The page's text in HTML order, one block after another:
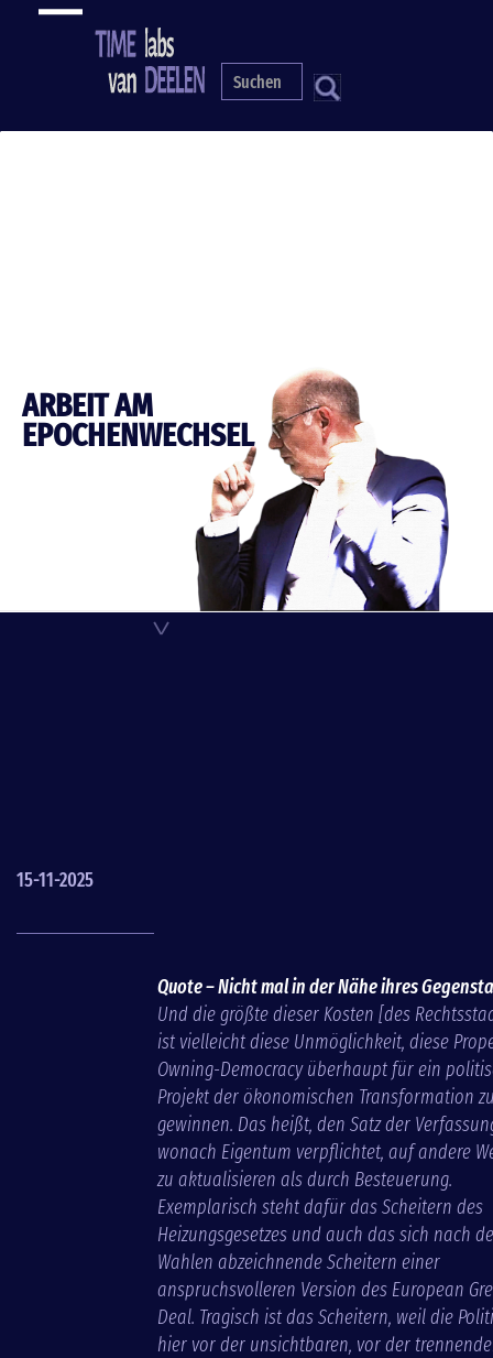
S
ARBEIT AM
EPOCHENWECHSEL
15-11-2025
Quote – Nicht mal in der Nähe ihres
Und die größte dieser Kosten [des
ist vielleicht diese Unmöglichkeit, diese
Owning-Democracy überhaupt für ein
Projekt der ökonomischen Transformation
gewinnen. Das heißt, den Satz der
wonach Eigentum verpflichtet, auf andere
zu aktualisieren als durch Besteuerung.
Exemplarisch steht dafür das Scheitern des
Heizungsgesetzes und auch das sich nach
Wahlen abzeichnende Scheitern einer
anspruchsvolleren Version des European
Deal. Tragisch ist das Scheitern, weil die
hier vor der unsichtbaren, vor der